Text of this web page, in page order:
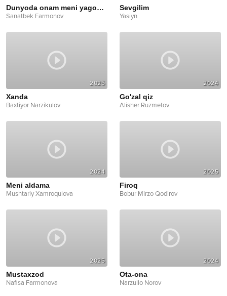
Dunyoda onam meni yagonam
Sanatbek Farmonov
Sevgilim
Yasiyn
2025
Xanda
Baxtiyor Narzikulov
2024
Go'zal qiz
Alisher Ruzmetov
2024
Meni aldama
Mushtariy Xamroqulova
2025
Firoq
Bobur Mirzo Qodirov
2025
Mustaxzod
Nafisa Farmonova
2024
Ota-ona
Narzullo Norov